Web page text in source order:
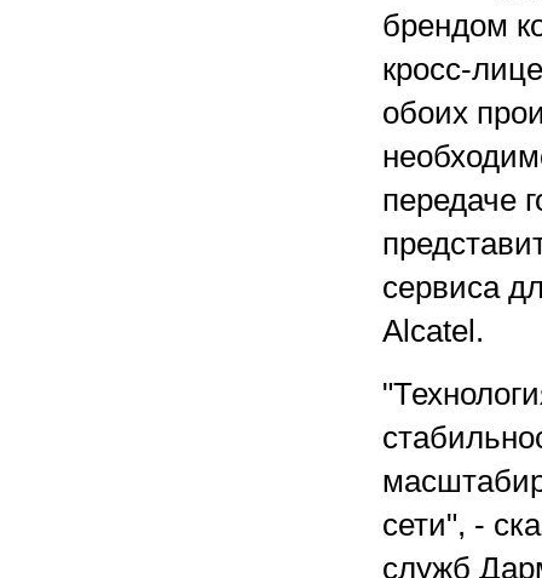
брендом
кросс-
обоих
передаче
сервиса
Alcatel.
сети", -
служб